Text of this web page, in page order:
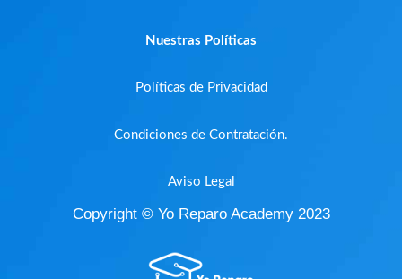
Nuestras Políticas
Políticas de Privacidad
Condiciones de Contratación.
Aviso Legal
Copyright © Yo Reparo Academy 2023